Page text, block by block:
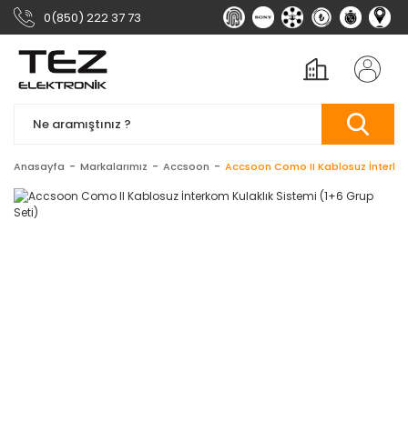
0(850) 222 37 73
Anasayfa Markalarımız Accsoon Accsoon Como II Kablosuz